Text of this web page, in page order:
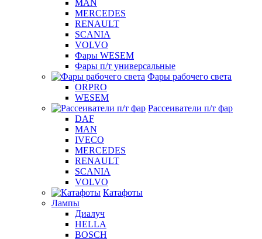
MAN
MERCEDES
RENAULT
SCANIA
VOLVO
Фары WESEM
Фары п/т универсальные
Фары рабочего света
ORPRO
WESEM
Рассеиватели п/т фар
DAF
MAN
IVECO
MERCEDES
RENAULT
SCANIA
VOLVO
Катафоты
Лампы
Диалуч
HELLA
BOSCH